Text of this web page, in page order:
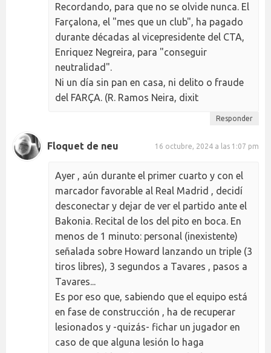
Recordando, para que no se olvide nunca. El
Farçalona, el "mes que un club", ha pagado
durante décadas al vicepresidente del CTA,
Enriquez Negreira, para "conseguir
neutralidad".
Ni un día sin pan en casa, ni delito o fraude
del FARÇA. (R. Ramos Neira, dixit
Responder
Floquet de neu 16 octubre, 2024 a las 1:07 pm
Ayer , aún durante el primer cuarto y con el
marcador favorable al Real Madrid , decidí
desconectar y dejar de ver el partido ante el
Bakonia. Recital de los del pito en boca. En
menos de 1 minuto: personal (inexistente)
señalada sobre Howard lanzando un triple (3
tiros libres), 3 segundos a Tavares , pasos a
Tavares...
Es por eso que, sabiendo que el equipo está
en fase de construcción , ha de recuperar
lesionados y -quizás- fichar un jugador en
caso de que alguna lesión lo haga